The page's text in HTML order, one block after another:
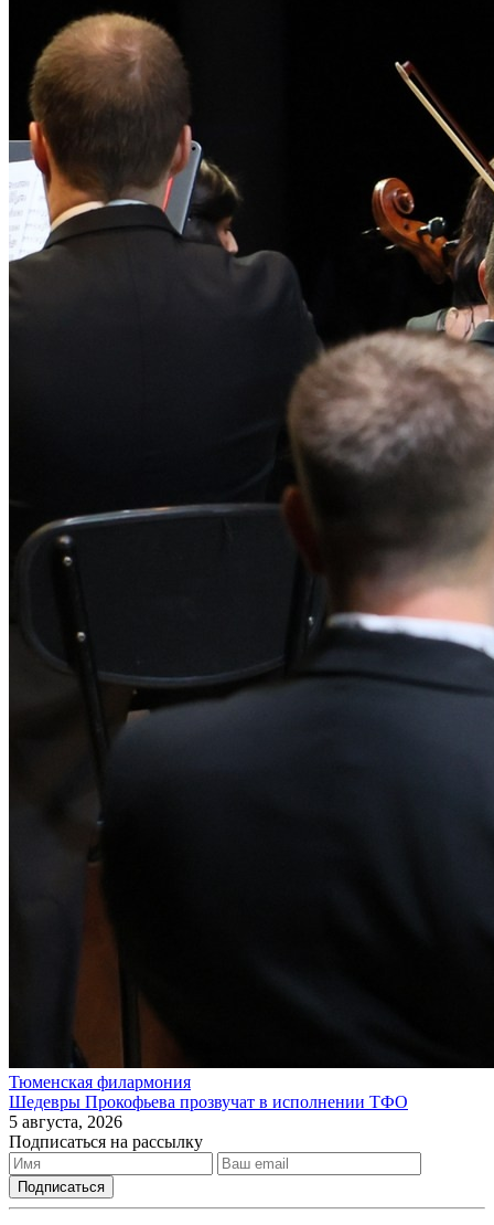
Тюменская филармония
Шедевры Прокофьева прозвучат в исполнении ТФО
5 августа, 2026
Подписаться на рассылку